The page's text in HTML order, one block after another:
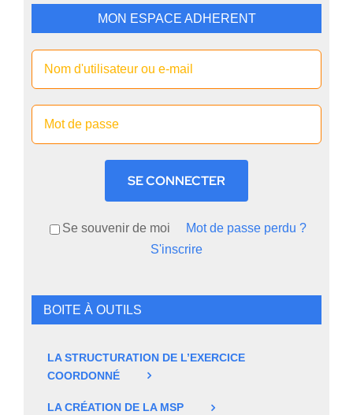
MON ESPACE ADHERENT
SE CONNECTER
Se souvenir de moi
Mot de passe perdu ?
S'inscrire
BOITE À OUTILS
LA STRUCTURATION DE L’EXERCICE
COORDONNÉ
LA CRÉATION DE LA MSP